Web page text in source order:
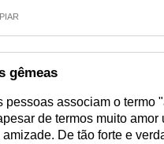
gêmeas
pessoas associam o termo
de termos muito
amizade. De tão forte e